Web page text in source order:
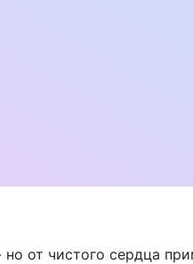
от чистого сердца